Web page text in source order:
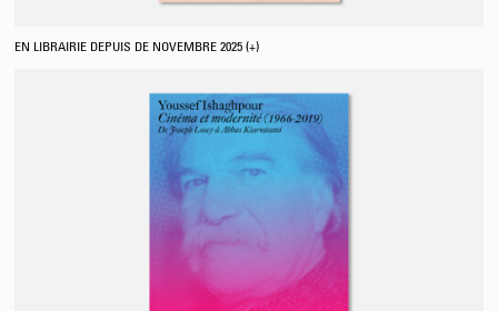
EN LIBRAIRIE DEPUIS DE NOVEMBRE 2025 (+)